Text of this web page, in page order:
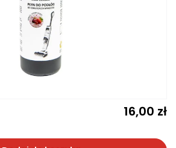
16,00 zł